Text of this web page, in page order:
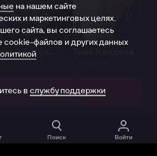
дубляжа
в приложении
Поиск Войти
на нашем сайте
и маркетинговых целях.
сайта, вы соглашаетесь
cookie-файлов и других данных
в службу поддержки